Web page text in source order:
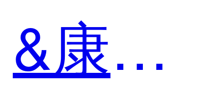
&康尼